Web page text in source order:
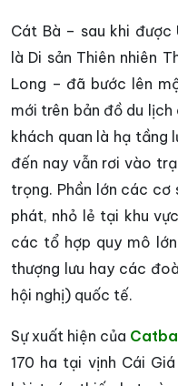
Cát Bà – sau khi được
là Di sản Thiên nhiên
Long – đã bước lên
mới trên bản đồ du
khách quan là hạ
đến nay vẫn rơi vào
trọng. Phần lớn các cơ
phát, nhỏ lẻ tại khu
các tổ hợp quy mô
thượng lưu hay các
hội nghị) quốc tế.
Sự xuất hiện của
170 ha tại vịnh Cái